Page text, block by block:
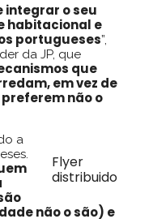
integrar o seu
habitacional e
portugueses”,
da JP, que
que
em vez de
não o
Flyer
distribuido
a
não o são) e